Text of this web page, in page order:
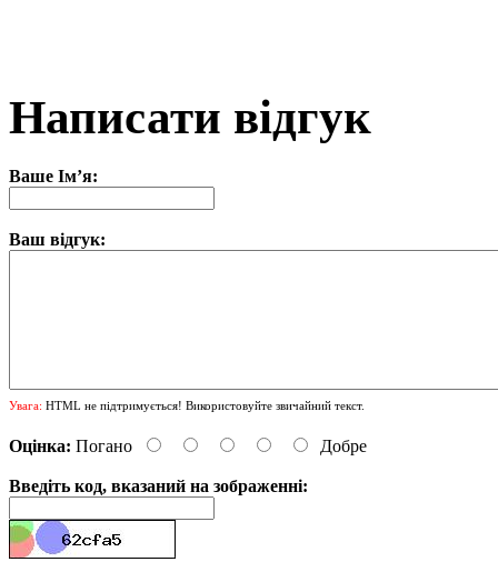
Написати відгук
Ваше Ім’я:
Ваш відгук:
Увага: HTML не підтримується! Використовуйте звичайний текст.
Оцінка: Погано Добре
Введіть код, вказаний на зображенні: